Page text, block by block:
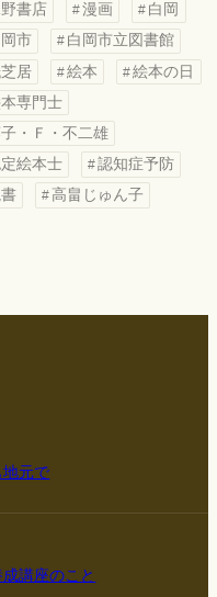
書店
漫画
白岡
市
白岡市立図書館
居
絵本
絵本の日
専門士
・Ｆ・不二雄
絵本士
認知症予防
高畠じゅん子
地元で
講座のこと